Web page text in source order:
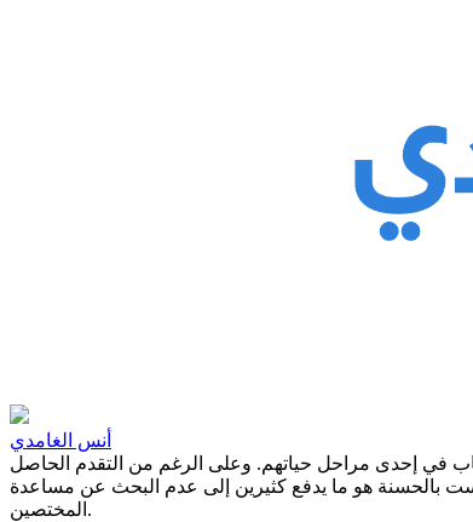
أنس الغامدي
في إحدى مراحل حياتهم. وعلى الرغم من التقدم الحاصل
بالحسنة هو ما يدفع كثيرين إلى عدم البحث عن مساعدة
المختصين.